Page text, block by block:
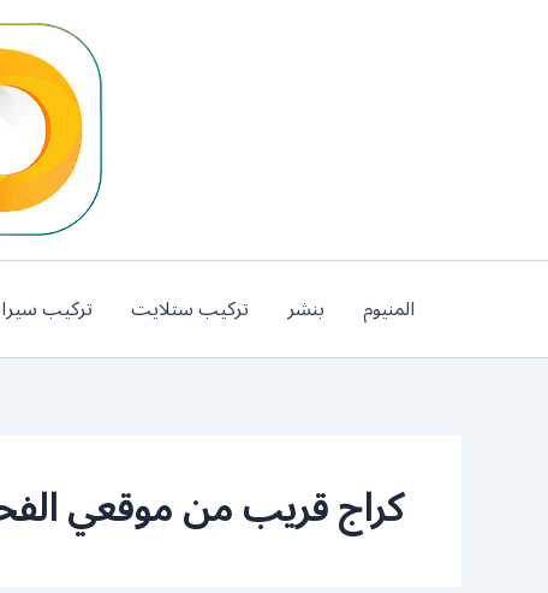
المنيوم بنشر تركيب ستلايت تركيب
كراج قريب من موقعي